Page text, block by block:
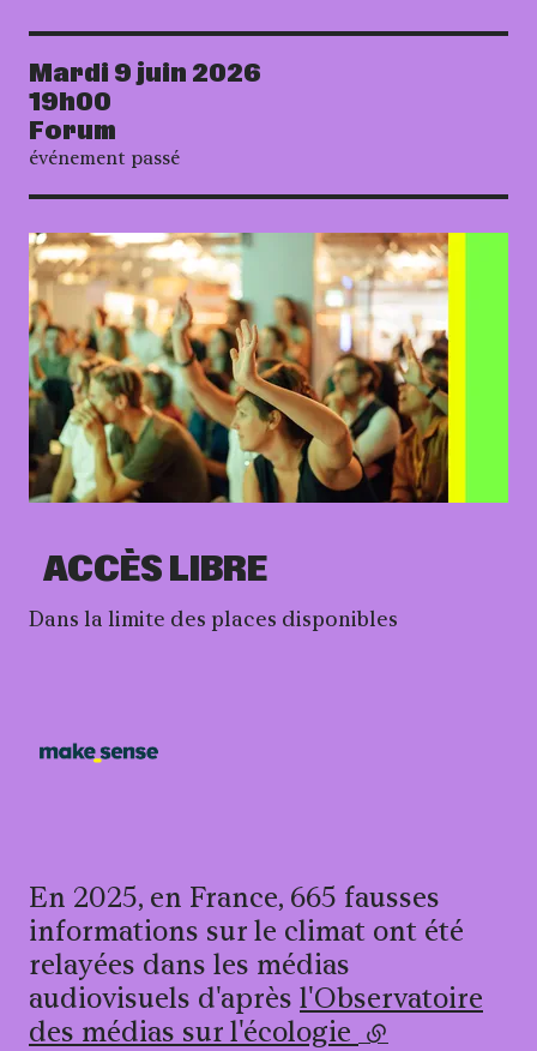
Date
Mardi 9 juin 2026
19h00
Forum
événement passé
Informations
Dans la limite des places disponibles
ACCÈS LIBRE
En 2025, en France, 665 fausses
informations sur le climat ont été
relayées dans les médias
audiovisuels d'après l'Observatoire
des médias sur l'écologie (lien externe)